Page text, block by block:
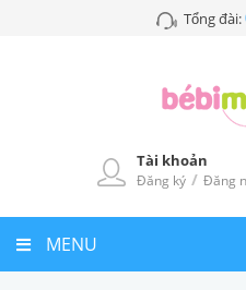
Tổng đài:
Tài khoản
Đăng ký / Đăng
MENU